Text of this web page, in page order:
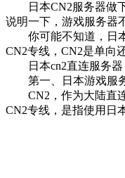
日本CN2服务器做下
说明一下，游戏服务器
你可能不知道，日本
CN2专线，CN2是单向
日本cn2直连服务器
第一、日本游戏服务
CN2，作为大陆直连
CN2专线，是指使用日